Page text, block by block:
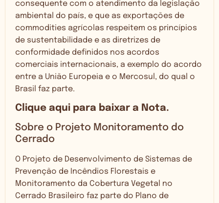
consequente com o atendimento da legislação
ambiental do país, e que as exportações de
commodities agrícolas respeitem os princípios
de sustentabilidade e as diretrizes de
conformidade definidos nos acordos
comerciais internacionais, a exemplo do acordo
entre a União Europeia e o Mercosul, do qual o
Brasil faz parte.
Clique aqui para baixar a Nota.
Sobre o Projeto Monitoramento do
Cerrado
O Projeto de Desenvolvimento de Sistemas de
Prevenção de Incêndios Florestais e
Monitoramento da Cobertura Vegetal no
Cerrado Brasileiro faz parte do Plano de